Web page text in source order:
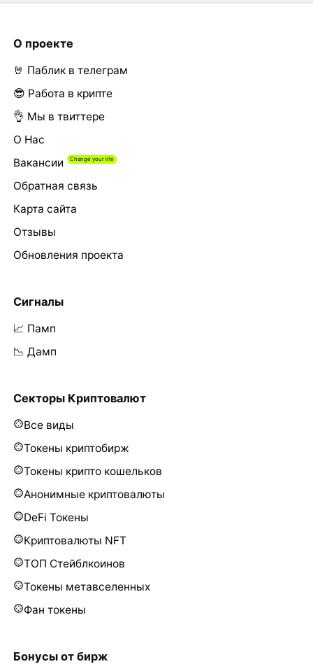
О проекте
🤘 Паблик в телеграм
😎 Работа в крипте
👌 Мы в твиттере
О Нас
Вакансии
Обратная связь
Карта сайта
Отзывы
Обновления проекта
Сигналы
📈 Памп
📉 Дамп
Секторы Криптовалют
Все виды
Токены криптобирж
Токены крипто кошельков
Анонимные криптовалюты
DeFi Токены
Криптовалюты NFT
ТОП Стейблкоинов
Токены метавселенных
Фан токены
Бонусы от бирж